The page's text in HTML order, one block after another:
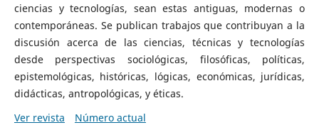
ciencias y tecnologías, sean estas antiguas, modernas o
contemporáneas. Se publican trabajos que contribuyan a la
discusión acerca de las ciencias, técnicas y tecnologías
desde perspectivas sociológicas, filosóficas, políticas,
epistemológicas, históricas, lógicas, económicas, jurídicas,
didácticas, antropológicas, y éticas.
Ver revista
Número actual